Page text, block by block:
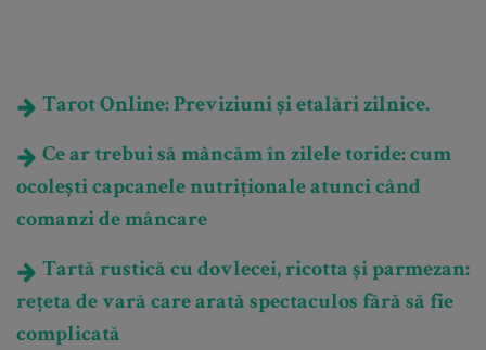
Tarot Online: Previziuni și etalări zilnice.
Ce ar trebui să mâncăm în zilele toride: cum
ocolești capcanele nutriționale atunci când
comanzi de mâncare
Tartă rustică cu dovlecei, ricotta și parmezan:
rețeta de vară care arată spectaculos fără să fie
complicată